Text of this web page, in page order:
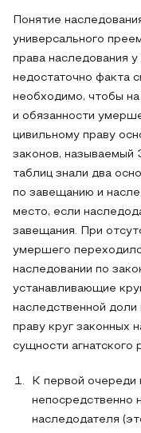
Понятие
универсального
права наследования
недостаточно факта
необходимо, чтобы
и обязанности
цивильному праву
законов, называемый
таблиц знали два
по завещанию и
место, если
завещания. При
умершего
наследовании по
устанавливающие
наследственной
праву круг законных
сущности агнатского
К первой очереди
непосредственно
наследодателя